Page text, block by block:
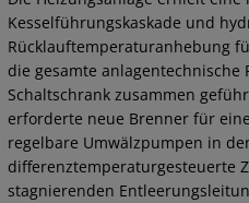
Kesselführungskaskade und
Rücklauftemperaturanhebung
die gesamte anlagentechnische
Schaltschrank zusammen
erforderte neue Brenner für
regelbare Umwälzpumpen in
differenztemperaturgesteuerte
stagnierenden